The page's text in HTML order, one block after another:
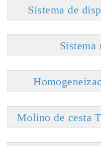
Sistema de
Sistema
Molino de cesta